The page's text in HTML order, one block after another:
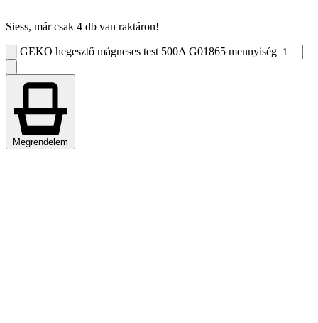
Siess, már csak 4 db van raktáron!
GEKO hegesztő mágneses test 500A G01865 mennyiség
Megrendelem